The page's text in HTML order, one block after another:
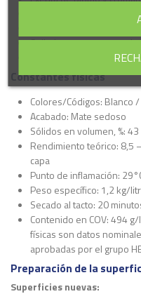
Resistencia al calor:
Sellador y tapaporos
Constantes físicas
Colores/Códigos: Blanco
Acabado: Mate sedoso
Sólidos en volumen, %: 43
Rendimiento teórico: 8,5
capa
Punto de inflamación:
Peso específico: 1,2 kg/
Secado al tacto: 20
Contenido en COV: 494
físicas son datos
aprobadas por el grupo
Preparación de la
Superficies nuevas: